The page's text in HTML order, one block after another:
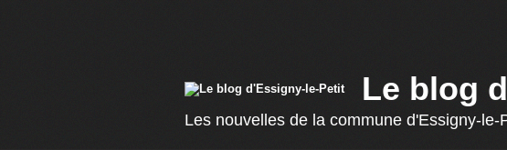
Le blog
Les nouvelles de la commune d'Essigny-le-